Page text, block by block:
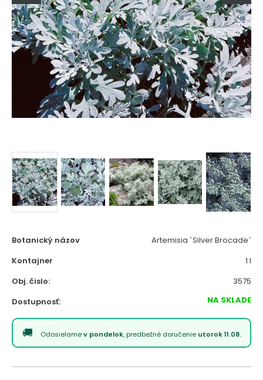
Botanický názov
Artemisia ´Silver Brocade´
Kontajner
1 l
Obj. čislo:
3575
Dostupnosť:
NA SKLADE
Odosielamev pondelok, predbežné doručenie utorok 11.08.